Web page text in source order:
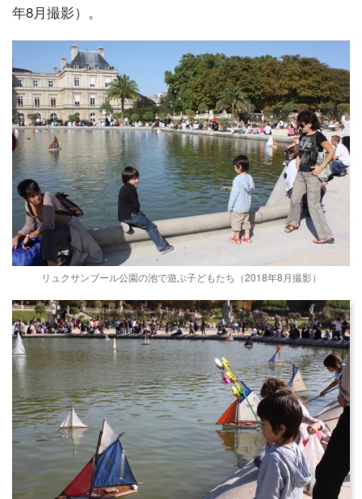
年8月撮影）。
リュクサンブール公園の池で遊ぶ子どもたち（2018年8月撮影）